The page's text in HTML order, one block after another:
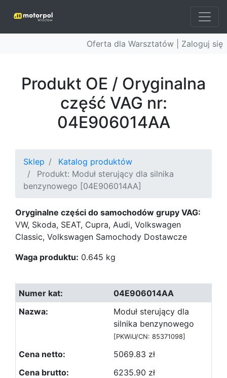
Oferta dla Warsztatów | Zaloguj się
Produkt OE / Oryginalna
część VAG nr:
04E906014AA
Sklep
Katalog produktów
Produkt: Moduł sterujący dla silnika
benzynowego [04E906014AA]
Oryginalne części do samochodów grupy VAG:
VW, Skoda, SEAT, Cupra, Audi, Volkswagen
Classic, Volkswagen Samochody Dostawcze
Waga produktu: 0.645 kg
04E906014AA
Moduł sterujący dla
silnika benzynowego
[PKWiU/CN: 85371098]
5069.83 zł
6235.90 zł